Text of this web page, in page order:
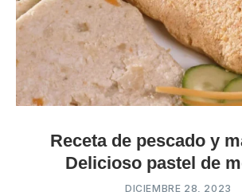
Receta de pescado y
Delicioso pastel de
DICIEMBRE 28, 2023